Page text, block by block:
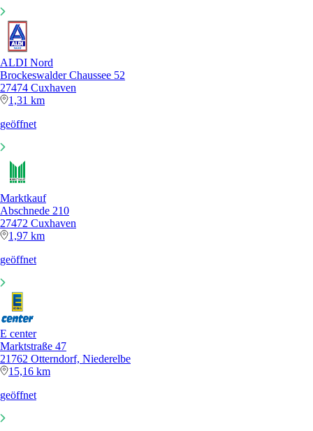
ALDI Nord
Brockeswalder Chaussee 52
27474 Cuxhaven
1,31 km
geöffnet
Marktkauf
Abschnede 210
27472 Cuxhaven
1,97 km
geöffnet
E center
Marktstraße 47
21762 Otterndorf, Niederelbe
15,16 km
geöffnet